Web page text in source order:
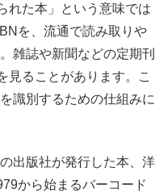
れた本」という意味では
を、流通で読み取りや
雑誌や新聞などの定期刊
見ることがあります。こ
識別するための仕組みに
出版社が発行した本、洋
から始まるバーコード